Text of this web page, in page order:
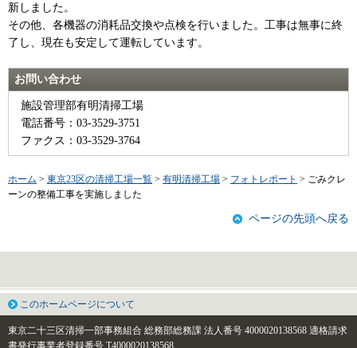
新しました。
その他、各機器の消耗品交換や点検を行いました。工事は無事に終
了し、現在も安定して運転しています。
お問い合わせ
施設管理部有明清掃工場
電話番号：03-3529-3751
ファクス：03-3529-3764
ホーム > 東京23区の清掃工場一覧 > 有明清掃工場 > フォトレポート > ごみクレ
ーンの整備工事を実施しました
ページの先頭へ戻る
このホームページについて
東京二十三区清掃一部事務組合 総務部総務課 法人番号 4000020138568 適格請求
書発行事業者登録番号 T4000020138568